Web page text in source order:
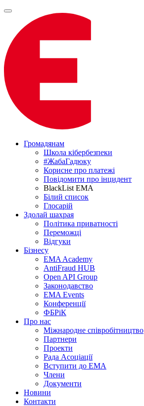
Громадянам
Школа кібербезпеки
#ЖабаГадюку
Корисне про платежі
Повідомити про інцидент
BlackList EMA
Білий список
Глосарій
Здолай шахрая
Політика приватності
Переможцi
Відгуки
Бізнесу
EMA Academy
AntiFraud HUB
Open API Group
Законодавство
EMA Events
Конференції
ФБРіК
Про нас
Міжнародне співробітництво
Партнери
Проекти
Рада Асоціації
Вступити до ЕМА
Члени
Документи
Новини
Контакти